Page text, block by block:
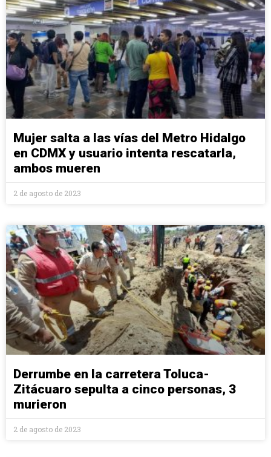
Mujer salta a las vías del Metro Hidalgo
en CDMX y usuario intenta rescatarla,
ambos mueren
2 de agosto de 2023
Derrumbe en la carretera Toluca-
Zitácuaro sepulta a cinco personas, 3
murieron
2 de agosto de 2023